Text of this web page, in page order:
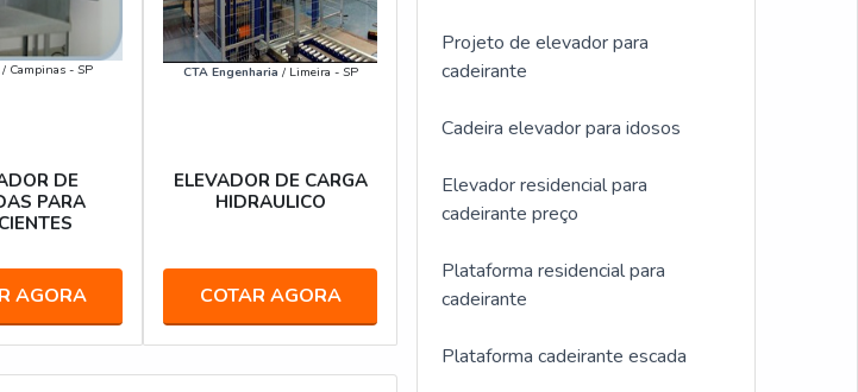
/ Campinas - SP
DE
PARA
AGORA
CTA Engenharia / Limeira - SP
ELEVADOR DE CARGA
HIDRAULICO
COTAR AGORA
Projeto de elevador para
cadeirante
Cadeira elevador para idosos
Elevador residencial para
cadeirante preço
Plataforma residencial para
cadeirante
Plataforma cadeirante escada